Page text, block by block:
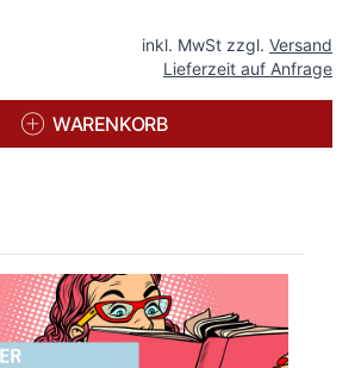
inkl. MwSt zzgl. Versand
Lieferzeit auf Anfrage
WARENKORB